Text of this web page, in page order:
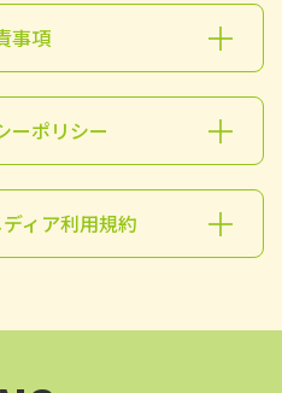
事項
ーポリシー
ィア利用規約